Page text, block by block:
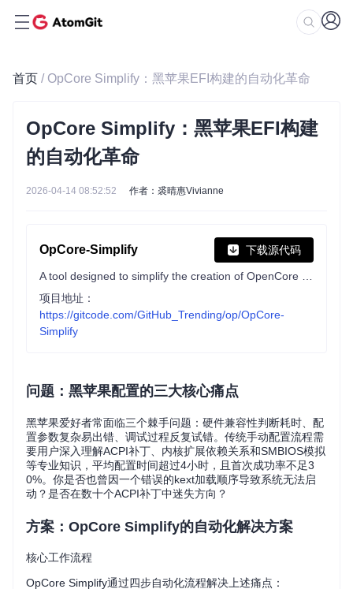
首页 / OpCore Simplify：黑苹果EFI构建的自动化革命
OpCore Simplify：黑苹果EFI构建
的自动化革命
2026-04-14 08:52:52 作者：裘晴惠Vivianne
OpCore-Simplify 下载源代码
项目地址：
https://gitcode.com/GitHub_Trending/op/OpCore-
Simplify
问题：黑苹果配置的三大核心痛点
黑苹果爱好者常面临三个棘手问题：硬件兼容性判断耗时、配
置参数复杂易出错、调试过程反复试错。传统手动配置流程需
要用户深入理解ACPI补丁、内核扩展依赖关系和SMBIOS模拟
等专业知识，平均配置时间超过4小时，且首次成功率不足3
0%。你是否也曾因一个错误的kext加载顺序导致系统无法启
动？是否在数十个ACPI补丁中迷失方向？
方案：OpCore Simplify的自动化解决方案
核心工作流程
OpCore Simplify通过四步自动化流程解决上述痛点：